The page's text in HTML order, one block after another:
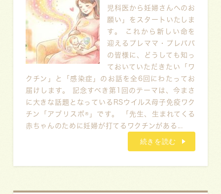
児科医から妊婦さんへのお
願い」をスタートいたしま
す。 これから新しい命を
迎えるプレママ・プレパパ
の皆様に、どうしても知っ
ておいていただきたい「ワ
クチン」と「感染症」のお話を全6回にわたってお
届けします。 記念すべき第1回のテーマは、今まさ
に大きな話題となっているRSウイルス母子免疫ワク
チン「アブリスボ®」です。 「先生、生まれてくる
赤ちゃんのために妊婦が打てるワクチンがある...
続きを読む